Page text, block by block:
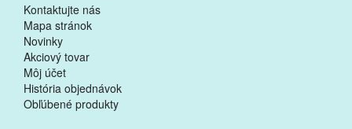
Kontaktujte nás
Mapa stránok
Novinky
Akciový tovar
Môj účet
História objednávok
Obľúbené produkty